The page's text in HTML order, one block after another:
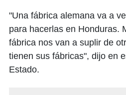
"Una fábrica alemana va a
para hacerlas en Honduras.
fábrica nos van a suplir de
tienen sus fábricas", dijo en
Estado.